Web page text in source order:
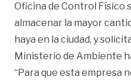
Oficina de Control Físico
almacenar la mayor
haya en la ciudad, y
Ministerio de Ambiente
“Para que esta empresa